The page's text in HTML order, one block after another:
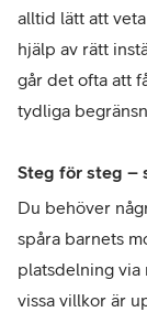
alltid lätt att
hjälp av rätt
går det ofta att
tydliga
Steg för steg –
Du behöver
spåra barnets
platsdelning via
vissa villkor är